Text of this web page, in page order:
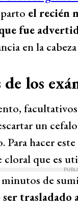
el recién
fue
en la
los
un
Para hacer
que es
de
ser